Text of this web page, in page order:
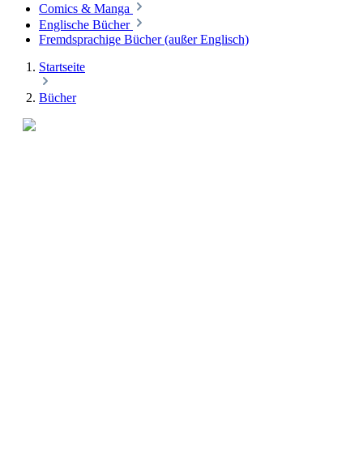
Comics & Manga
Englische Bücher
Fremdsprachige Bücher (außer Englisch)
Startseite
Bücher